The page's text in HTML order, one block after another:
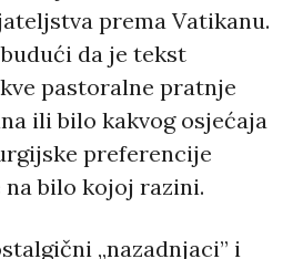
prema Vatikanu.
da je tekst
pastoralne pratnje
ili bilo kakvog osjećaja
preferencije
na bilo kojoj razini.
„nazadnjaci” i